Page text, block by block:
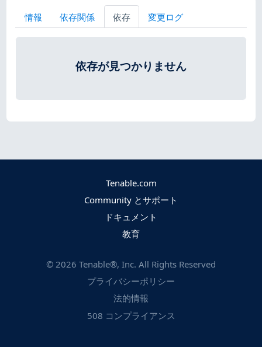
情報 依存関係 依存 変更ログ
依存が見つかりません
Tenable.com
Community とサポート
ドキュメント
教育
© 2026 Tenable®, Inc. All Rights Reserved
プライバシーポリシー
法的情報
508 コンプライアンス